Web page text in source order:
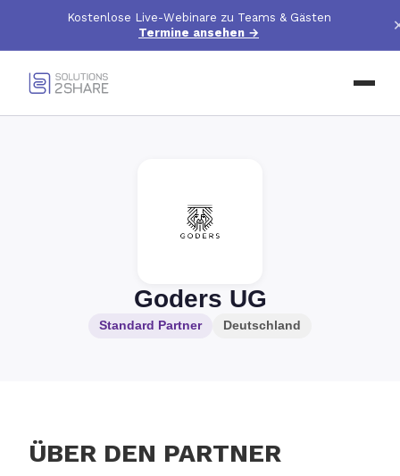
Kostenlose Live-Webinare zu Teams & Gästen
Termine ansehen →
Goders UG
Standard Partner Deutschland
ÜBER DEN PARTNER